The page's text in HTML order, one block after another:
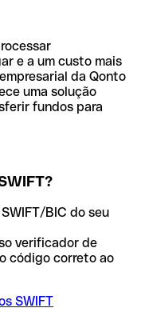
e a um custo mais
da Qonto
uma solução
fundos para
BIC do seu
verificador de
código correto ao
SWIFT